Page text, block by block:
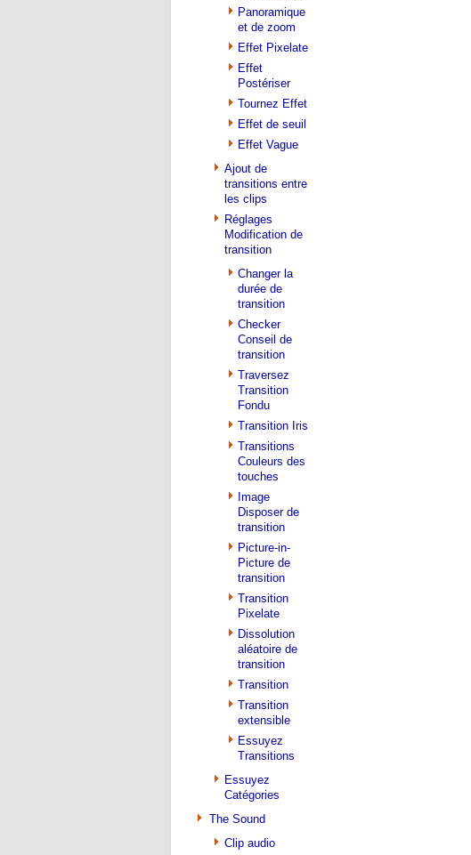
Panoramique
et de zoom
Effet Pixelate
Effet
Postériser
Tournez Effet
Effet de seuil
Effet Vague
Ajout de
transitions entre
les clips
Réglages
Modification de
transition
Changer la
durée de
transition
Checker
Conseil de
transition
Traversez
Transition
Fondu
Transition Iris
Transitions
Couleurs des
touches
Image
Disposer de
transition
Picture-in-
Picture de
transition
Transition
Pixelate
Dissolution
aléatoire de
transition
Transition
Transition
extensible
Essuyez
Transitions
Essuyez
Catégories
The Sound
Clip audio